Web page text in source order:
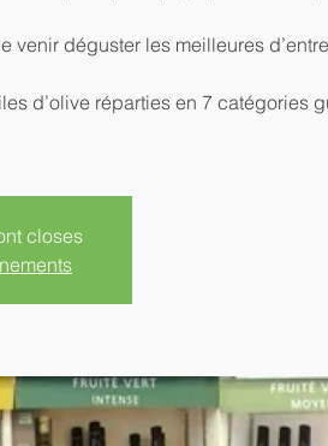
venir déguster les meilleures
d’olive réparties en 7 catégories
closes